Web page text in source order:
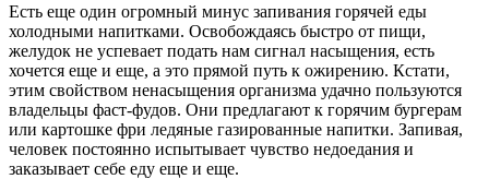
Есть еще один огромный минус запивания горячей еды
холодными напитками. Освобождаясь быстро от пищи,
желудок не успевает подать нам сигнал насыщения, есть
хочется еще и еще, а это прямой путь к ожирению. Кстати,
этим свойством ненасыщения организма удачно пользуются
владельцы фаст-фудов. Они предлагают к горячим бургерам
или картошке фри ледяные газированные напитки. Запивая,
человек постоянно испытывает чувство недоедания и
заказывает себе еду еще и еще.